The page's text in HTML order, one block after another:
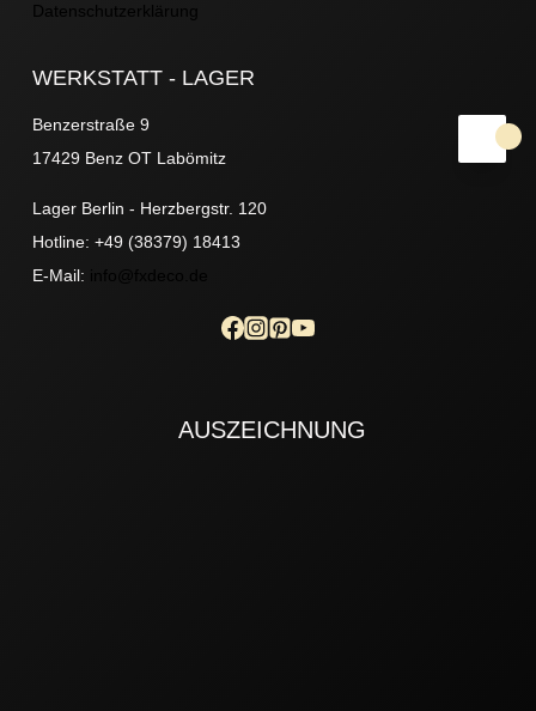
Datenschutzerklärung
WERKSTATT - LAGER
Benzerstraße 9
17429 Benz OT Labömitz
Lager Berlin - Herzbergstr. 120
Hotline: +49 (38379) 18413
E-Mail:
AUSZEICHNUNG